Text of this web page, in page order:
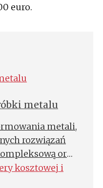
euro.
metalu
metali,
rozwiązań
oraz